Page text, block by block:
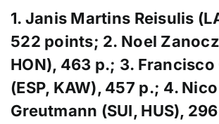
1. Janis Martins Reisulis
522 points; 2. Noel
HON), 463 p.; 3. Francisco
(ESP, KAW), 457 p.; 4. Nico
Greutmann (SUI, HUS),